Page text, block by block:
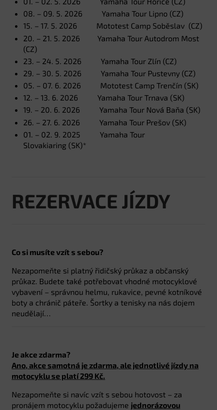
08. – 09. 5. 2026 Yamaha Tour Lipno (CZ)
15. – 17. 5. 2026 Mototest Camp Soběslav (CZ)
20. – 21. 5. 2026 Yamaha Tour Autodrom Most
(CZ)
23. – 24. 5. 2026 Yamaha Tour Zlín (CZ)
29. – 30. 5. 2026 Yamaha Tour Pustevny (CZ)
05. – 07. 6. 2026 Mototest Camp Trenčín (SK)
12. – 13. 6. 2026 Yamaha Tour Trnava (SK)
19. – 20. 6. 2026 Yamaha Tour Nová Baňa (SK)
26. – 27. 6. 2026 Yamaha Tour Prešov (SK)
01. – 02. 9. 2025 Yamaha Tour
Slovakiaring (SK)*
REZERVACE JÍZDY
Co si musíte vzít s sebou?
Nezapomeňte si platný řidičský průkaz a občanský
průkaz. Budete také potřebovat vhodné motocyklové
vybavení – správnou helmu, rukavice, pevné kotníkové
boty a chránič páteře. Šortky a tenisky na nás dojem
neudělají…
Je akce zdarma?
Ano, akce samotná je zdarma, ale jednotlivé jízdy na
motocyklu se platí 299 Kč.
Nezapomeňte si navíc vzít s sebou hotovost – za
pronájem motocyklu požadujeme jednorázovou